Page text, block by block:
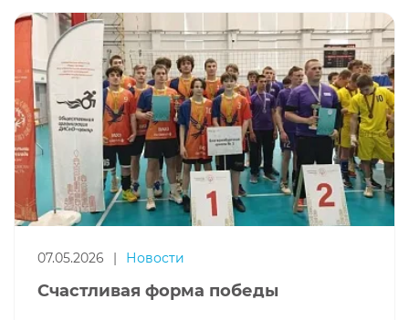
07.05.2026 | Новости
Счастливая форма победы